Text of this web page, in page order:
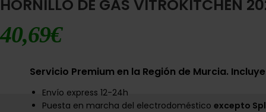
HORNILLO DE GAS VITROKITCHEN
40,69€
Servicio Premium en la Región de Murcia.
Envío express 12-24h
Puesta en marcha del electrodoméstico excepto